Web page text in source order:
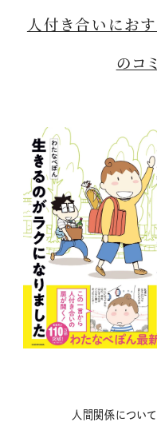
人付き合いにお
のコ
人間関係について